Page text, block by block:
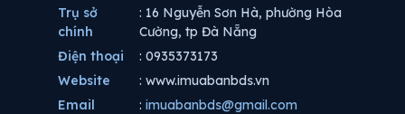
Trụ sở
chính
: 16 Nguyễn Sơn Hà, phường Hòa
Cường, tp Đà Nẵng
Điện thoại
: 0935373173
Website
: www.imuabanbds.vn
Email
: imuabanbds@gmail.com